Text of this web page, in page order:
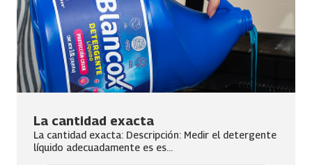
La cantidad exacta
La cantidad exacta: Descripción: Medir el detergente
líquido adecuadamente es es...